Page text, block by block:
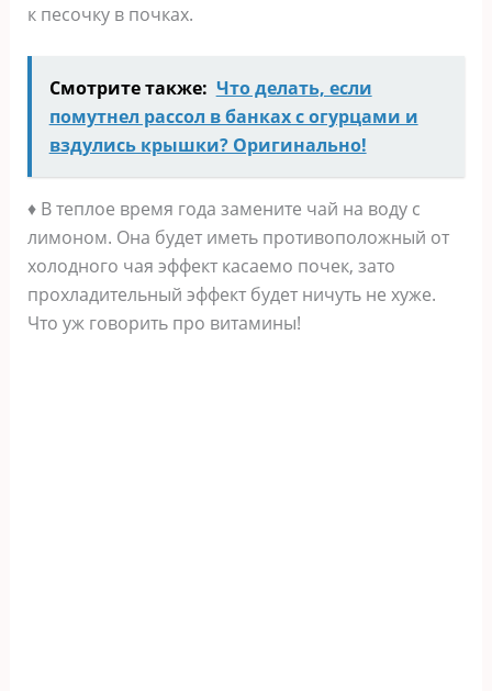
к песочку в почках.
Смотрите также: Что делать, если
помутнел рассол в банках с огурцами и
вздулись крышки? Оригинально!
♦ В теплое время года замените чай на воду с
лимоном. Она будет иметь противоположный от
холодного чая эффект касаемо почек, зато
прохладительный эффект будет ничуть не хуже.
Что уж говорить про витамины!